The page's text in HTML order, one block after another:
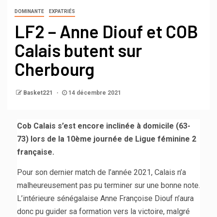
DOMINANTE EXPATRIÉS
LF2 – Anne Diouf et COB
Calais butent sur
Cherbourg
Basket221 14 décembre 2021
Cob Calais s’est encore inclinée à domicile (63-
73) lors de la 10ème journée de Ligue féminine 2
française.
Pour son dernier match de l’année 2021, Calais n’a
malheureusement pas pu terminer sur une bonne note.
L’intérieure sénégalaise Anne Françoise Diouf n’aura
donc pu guider sa formation vers la victoire, malgré